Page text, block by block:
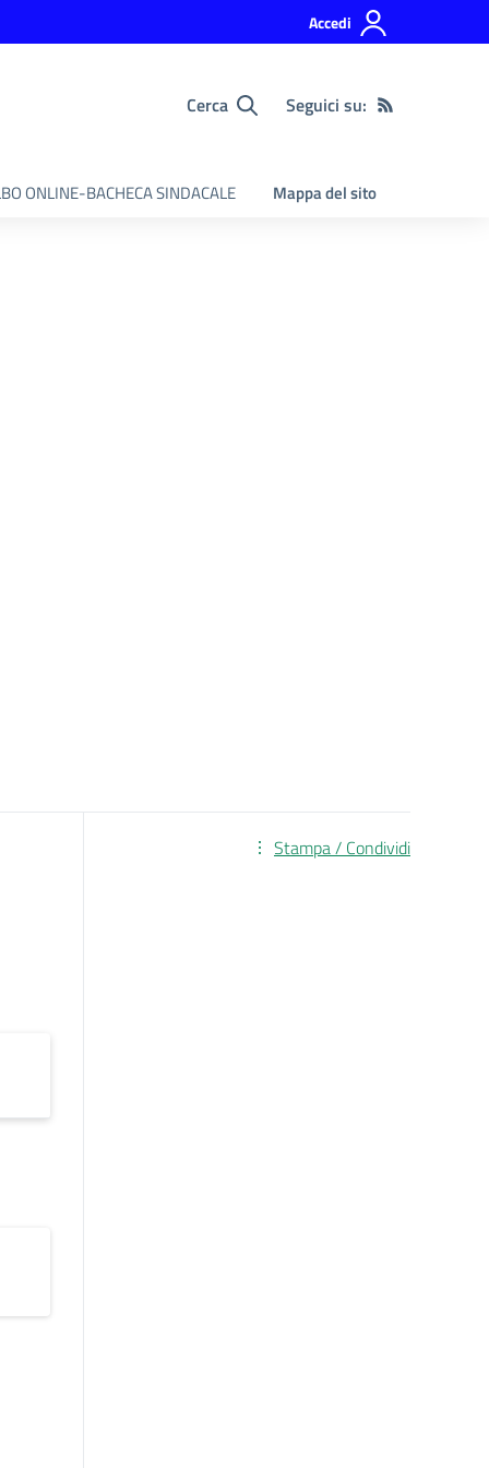
Accedi
Cerca Seguici su:
ONLINE-BACHECA SINDACALE Mappa del sito
Stampa / Condividi